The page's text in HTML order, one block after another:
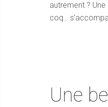
autrement ?
coq…
Une